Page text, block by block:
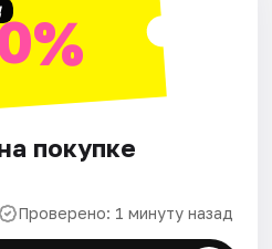
покупке
Проверено: 1 минуту назад